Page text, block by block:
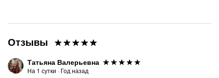
Отзывы
Татьяна Валерьевна
На 1 сутки · Год назад